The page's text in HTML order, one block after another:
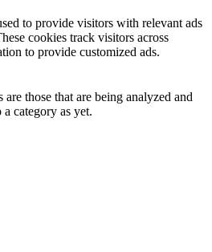
to provide visitors with relevant ads
cookies track visitors across
to provide customized ads.
those that are being analyzed and
category as yet.